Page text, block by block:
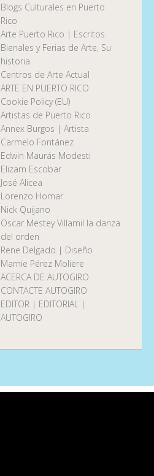
Blogs Culturales en Puerto
Rico
Arte Puerto Rico | Escritos
Bienales y Ferias de Arte, Su
historia
Centros de Arte Actual
ARTE EN PUERTO RICO
Cookie Policy (EU)
Artistas de Puerto Rico
Annex Burgos | Artista
Carmelo Fontánez
Edwin Maurás Modesti
Elizam Escobar
José Alicea
Lorenzo Homar
Nick Quijano
Oscar Mestey Villamil la danza
del orden
Rene Delgado | Diseño
Marnie Pérez Moliere
ACERCA DE AUTOGIRO
CONTACTE AUTOGIRO
EDITOR | EDITORIAL |
AUTOGIRO